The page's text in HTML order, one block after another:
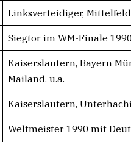
Linksverteidiger,
Siegtor im WM-Finale
Kaiserslautern, Bayern
Mailand, u.a.
Kaiserslautern,
Weltmeister 1990 mit